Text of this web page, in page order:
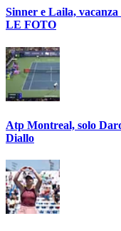
Sinner e Laila,
LE FOTO
Atp Montreal, solo
Diallo